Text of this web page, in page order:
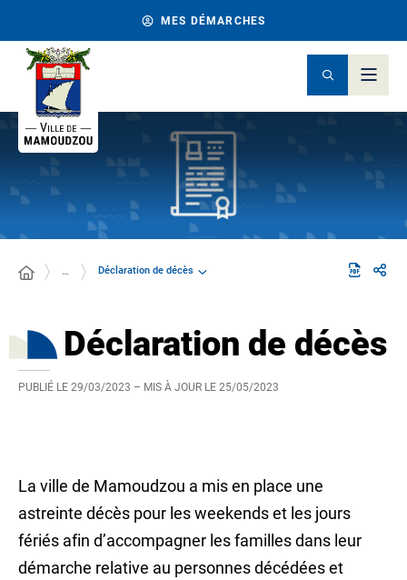
MES DÉMARCHES
… Déclaration de décès
Déclaration de décès
PUBLIÉ LE 29/03/2023 – MIS À JOUR LE 25/05/2023
La ville de Mamoudzou a mis en place une
astreinte décès pour les weekends et les jours
fériés afin d’accompagner les familles dans leur
démarche relative au personnes décédées et